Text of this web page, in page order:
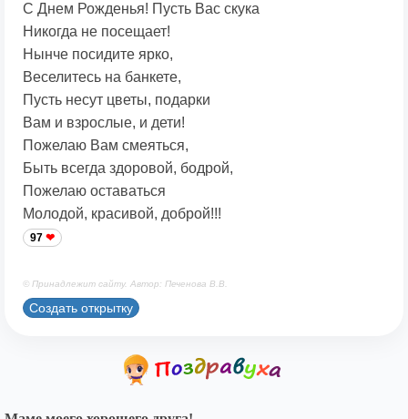
С Днем Рожденья! Пусть Вас скука
Никогда не посещает!
Нынче посидите ярко,
Веселитесь на банкете,
Пусть несут цветы, подарки
Вам и взрослые, и дети!
Пожелаю Вам смеяться,
Быть всегда здоровой, бодрой,
Пожелаю оставаться
Молодой, красивой, доброй!!!
97
© Принадлежит сайту. Автор: Печенова В.В.
Создать открытку